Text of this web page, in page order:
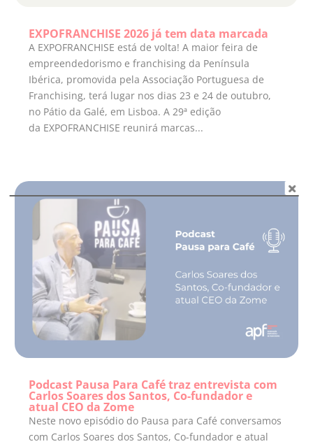
EXPOFRANCHISE 2026 já tem data marcada
A EXPOFRANCHISE está de volta! A maior feira de
empreendedorismo e franchising da Península
Ibérica, promovida pela Associação Portuguesa de
Franchising, terá lugar nos dias 23 e 24 de outubro,
no Pátio da Galé, em Lisboa. A 29ª edição
da EXPOFRANCHISE reunirá marcas...
Podcast Pausa Para Café traz entrevista com
Carlos Soares dos Santos, Co-fundador e
atual CEO da Zome
Neste novo episódio do Pausa para Café conversamos
com Carlos Soares dos Santos, Co-fundador e atual